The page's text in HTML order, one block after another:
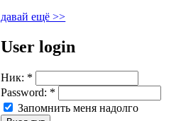
давай ещё >>
User login
Ник: *
Password: *
Запомнить меня надолго